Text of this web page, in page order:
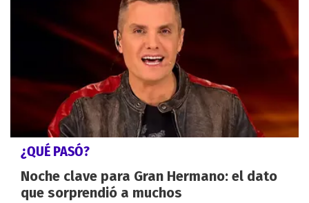
¿QUÉ PASÓ?
Noche clave para Gran Hermano: el dato
que sorprendió a muchos